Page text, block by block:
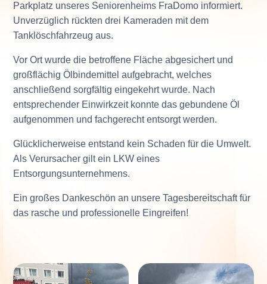
Parkplatz unseres Seniorenheims FraDomo informiert.
Unverzüglich rückten drei Kameraden mit dem
Tanklöschfahrzeug aus.
Vor Ort wurde die betroffene Fläche abgesichert und
großflächig Ölbindemittel aufgebracht, welches
anschließend sorgfältig eingekehrt wurde. Nach
entsprechender Einwirkzeit konnte das gebundene Öl
aufgenommen und fachgerecht entsorgt werden.
Glücklicherweise entstand kein Schaden für die Umwelt.
Als Verursacher gilt ein LKW eines
Entsorgungsunternehmens.
Ein großes Dankeschön an unsere Tagesbereitschaft für
das rasche und professionelle Eingreifen!